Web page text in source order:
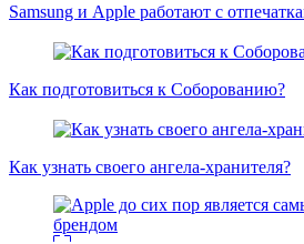
Samsung и Apple работают с
Как подготовиться к Соборованию?
Как узнать своего ангела-хранителя?